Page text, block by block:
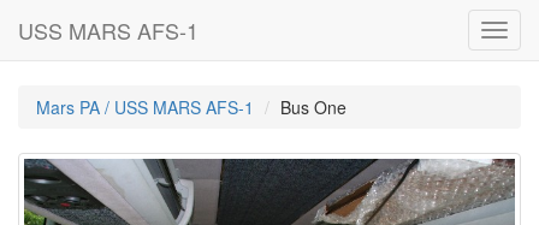
USS MARS AFS-1
Mars PA / USS MARS AFS-1 Bus One